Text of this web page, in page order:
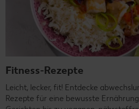
Fitness-Rezepte
Leicht, lecker, fit! Entdecke
Rezepte für eine bewusste